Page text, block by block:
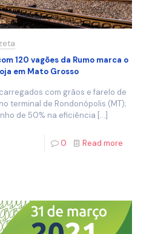
120 vagões da Rumo marca o
em Mato Grosso
com grãos e farelo de
terminal de Rondonópolis (MT);
de 50% na eficiência […]
0 Read more